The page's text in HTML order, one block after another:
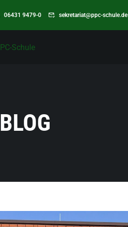
06431 9479-0 sekretariat@ppc-schule.de
BLOG